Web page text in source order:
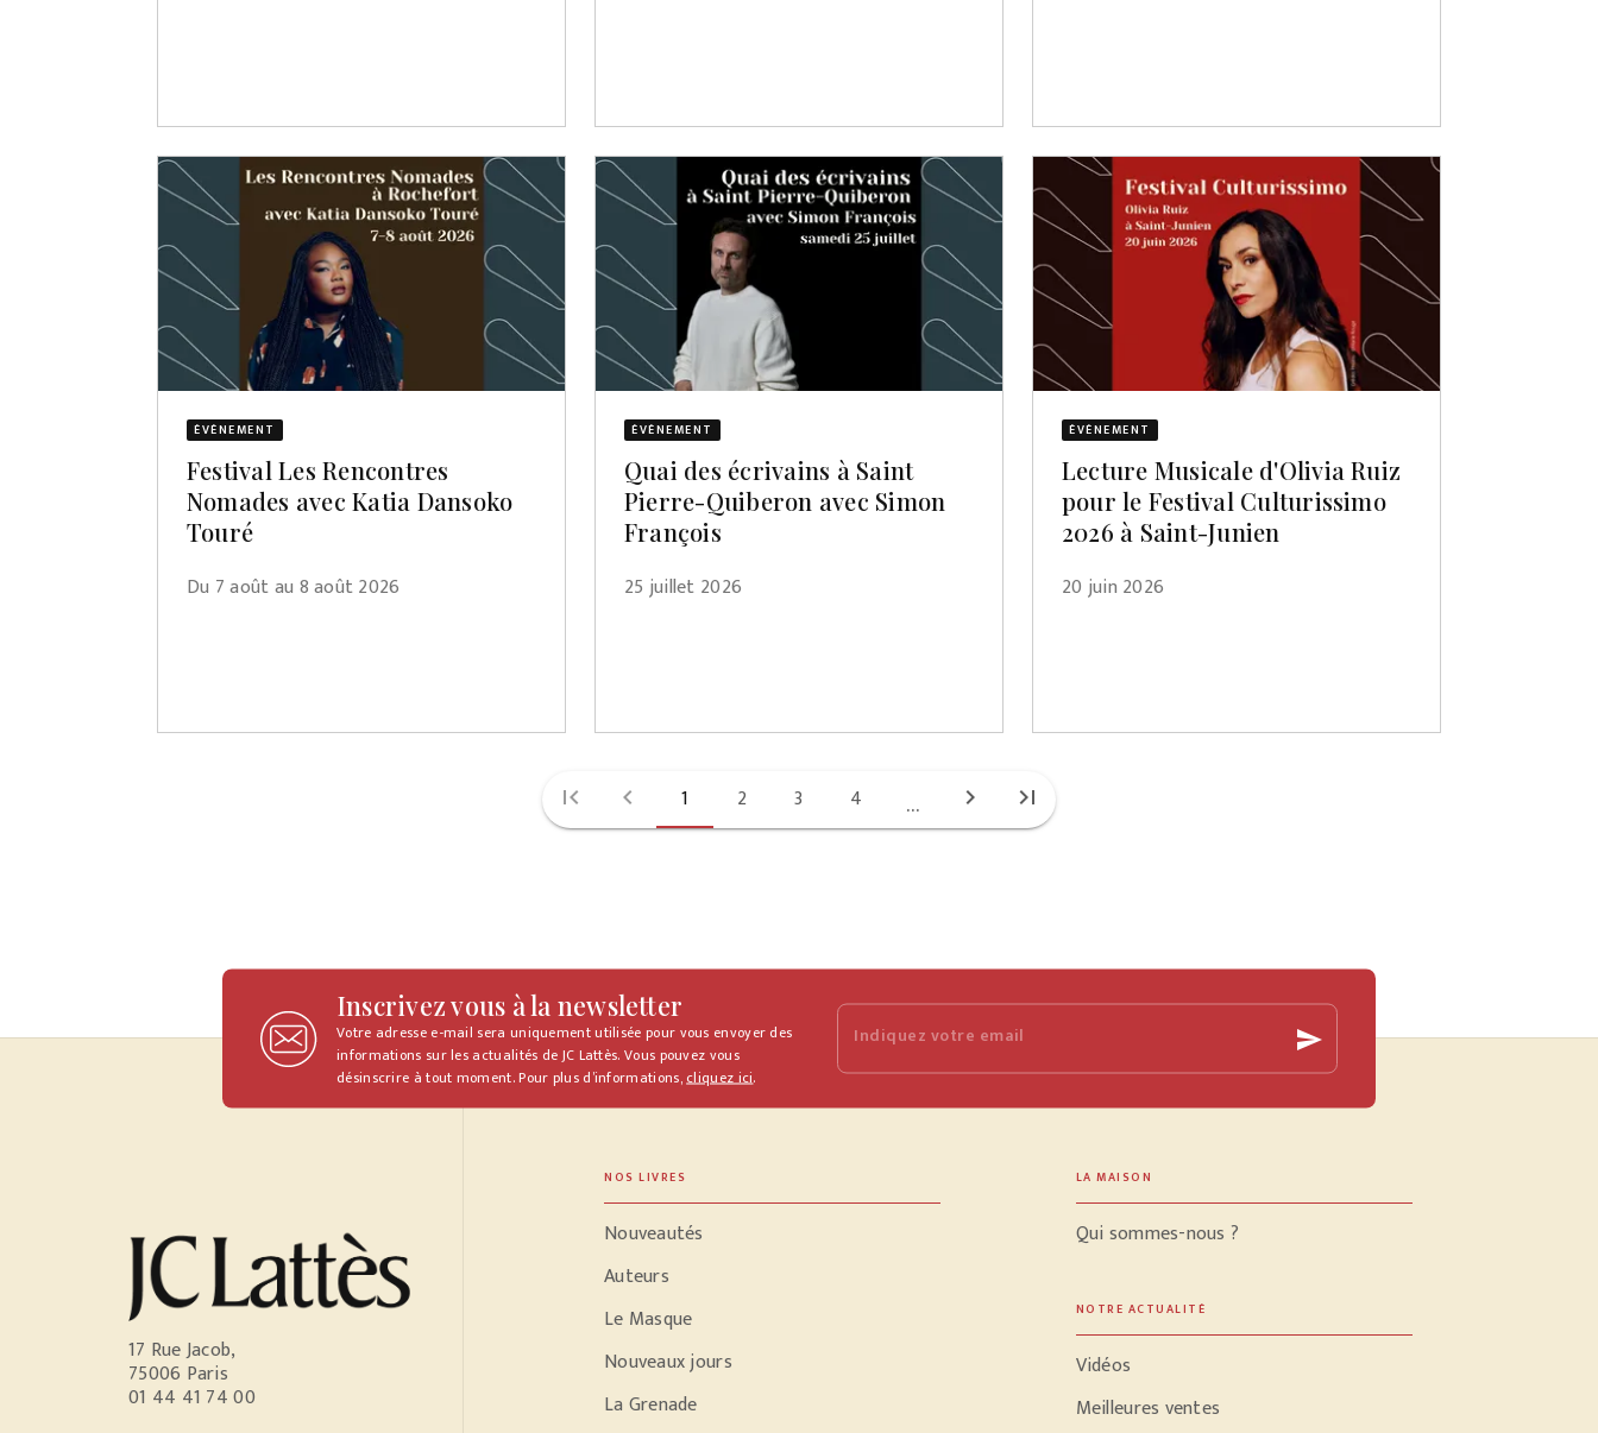
ÉVÈNEMENT
Festival Les Rencontres
Nomades avec Katia Dansoko
Touré
Du 7 août au 8 août 2026
ÉVÈNEMENT
Quai des écrivains à Saint
Pierre-Quiberon avec Simon
François
25 juillet 2026
ÉVÈNEMENT
Lecture Musicale d'Olivia Ruiz
pour le Festival Culturissimo
2026 à Saint-Junien
20 juin 2026
first_page chevron_left 1 2 3 4 ... chevron_right last_page
Inscrivez vous à la newsletter
Votre adresse e-mail sera uniquement utilisée pour vous envoyer des
informations sur les actualités de JC Lattès. Vous pouvez vous
désinscrire à tout moment. Pour plus d’informations,cliquez ici.
Indiquez votre email send
17 Rue Jacob,
75006 Paris
01 44 41 74 00
NOS LIVRES
Nouveautés
Auteurs
Le Masque
Nouveaux jours
La Grenade
LA MAISON
Qui sommes-nous ?
NOTRE ACTUALITÉ
Vidéos
Meilleures ventes